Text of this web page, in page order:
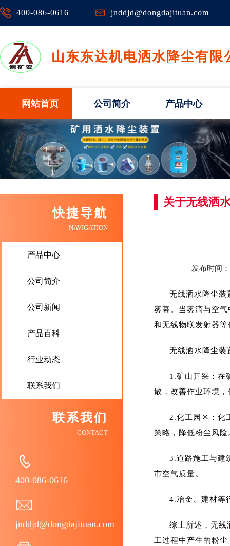
400-086-0616 jnddjd@dongdajituan.com
山东东达机电洒水降尘有限
网站首页 公司简介 产品中心
快捷导航
NAVIGATION
产品中心
公司简介
公司新闻
产品百科
行业动态
联系我们
联系我们
CONTACT
400-086-0616
jnddjd@dongdajituan.com
关于无线洒
发布时间
无线洒水降尘装
雾幕。当雾滴与空
和无线物联发射器
无线洒水降尘装
1.矿山开采‌：在
散，改善作业环境
2.‌化工园区‌：化
策略，降低粉尘风险‌
3.道路施工与建
市空气质量‌。‌
4.冶金、建材等
综上所述，无线
工过程中产生的粉